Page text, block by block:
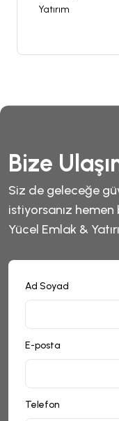
Bize
Siz de geleceğe
istiyorsanız
Yücel Emlak &
Ad Soyad
E-posta
Telefon